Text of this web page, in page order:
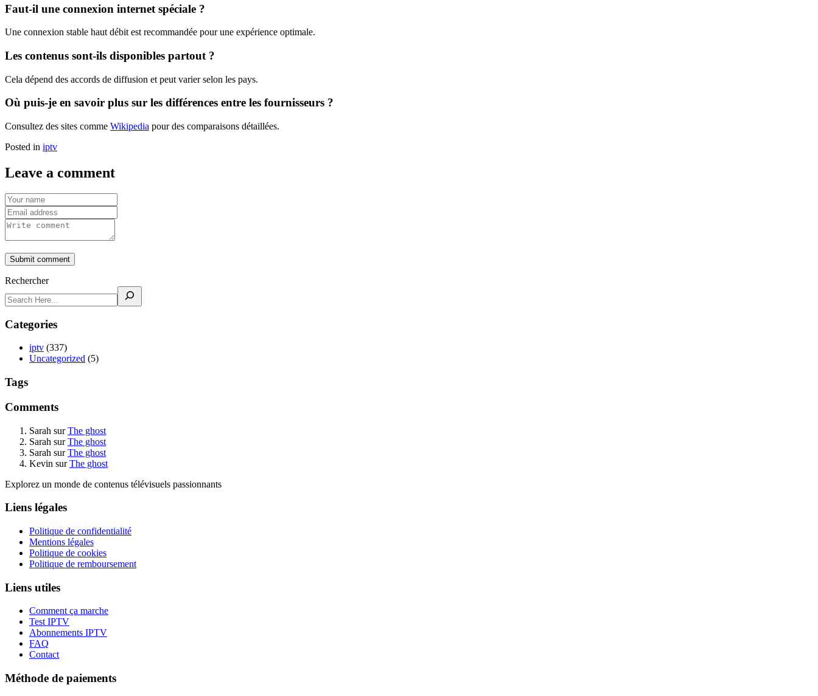
Faut-il une connexion internet spéciale ?
Une connexion stable haut débit est recommandée pour une expérience optimale.
Les contenus sont-ils disponibles partout ?
Cela dépend des accords de diffusion et peut varier selon les pays.
Où puis-je en savoir plus sur les différences entre les fournisseurs ?
Consultez des sites comme Wikipedia pour des comparaisons détaillées.
Posted in iptv
Leave a comment
Submit comment
Rechercher
Categories
iptv (337)
Uncategorized (5)
Tags
Comments
Sarah surThe ghost
Sarah surThe ghost
Sarah surThe ghost
Kevin surThe ghost
Explorez un monde de contenus télévisuels passionnants
Liens légales
Politique de confidentialité
Mentions légales
Politique de cookies
Politique de remboursement
Liens utiles
Comment ça marche
Test IPTV
Abonnements IPTV
FAQ
Contact
Méthode de paiements